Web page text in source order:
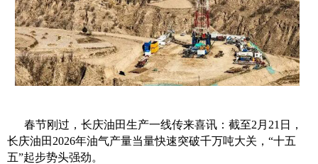
春节刚过，长庆油田生产一线传来喜讯：截至2月21日，
长庆油田2026年油气产量当量快速突破千万吨大关，“十五
五”起步势头强劲。